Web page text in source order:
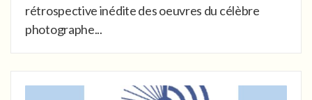
rétrospective inédite des oeuvres du célèbre
photographe...